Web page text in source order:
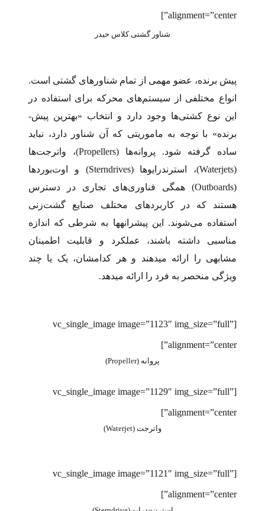
alignment=”center”]
شناور گشتی کلاس حیدر
پیش­ برنده، عضو مهمی از تمام شناورهای گشتی است.
انواع مختلفی از سیستم‌های محرکه برای استفاده در
این نوع کشتی‌ها وجود دارد و انتخاب «بهترین پیش­
برنده» با توجه به ماموریتی که آن شناور دارد، نباید
ساده گرفته شود. پروانه‌ها (Propellers)، واترجت‌ها
(Waterjets)، استرن­درایوها (Sterndrives) و اوت‌بوردها
(Outboards) همگی فناوری‌های تجاری در دسترس
هستند که در کاربردهای مختلف صنایع گشت‌زنی
استفاده می‌شوند. این پیشرانه­ها به شرطی که اندازه
مناسبی داشته باشند، عملکرد و قابلیت اطمینان
مشابهی را ارائه می­دهند و هر کدامشان، یک یا چند
ویژگی منحصر به فرد را ارائه می­دهد.
[vc_single_image image=”1123″ img_size=”full”
alignment=”center”]
پروانه‌ (Propeller)
[vc_single_image image=”1129″ img_size=”full”
alignment=”center”]
واترجت (Waterjet)
[vc_single_image image=”1121″ img_size=”full”
alignment=”center”]